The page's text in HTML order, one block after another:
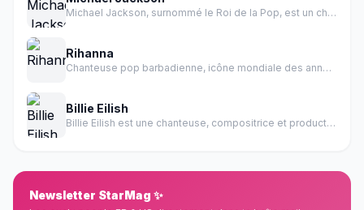
Michael Jackson, surnommé le Roi de la Pop, est un chanteur, auteur-compositeur, danseur et producteur américain.
Rihanna
Chanteuse pop barbadienne, icône mondiale des années 2000-2010
Billie Eilish
Billie Eilish est une chanteuse, compositrice et productrice américaine née le 18 décembre 2001 à Los Angeles, en Californie.
Newsletter StarMag ✨